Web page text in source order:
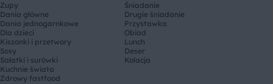
Zupy
Dania główne
Dania jednogarnkowe
Dla dzieci
Kiszonki i przetwory
Sosy
Sałatki i surówki
Kuchnie świata
Zdrowy fastfood
Śniadanie
Drugie śniadanie
Przystawka
Obiad
Lunch
Deser
Kolacja